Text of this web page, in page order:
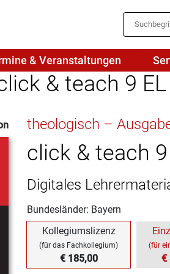
Medienbildung
Physik
Politik
Religion
Spanisch
& Veranstaltungen
& teach 9 EL
theologisch –
click & teach 9
Digitales
Bundesländer: Bayern
Kollegiumslizenz
(für das Fachkollegium)
€ 185,00
(für
€